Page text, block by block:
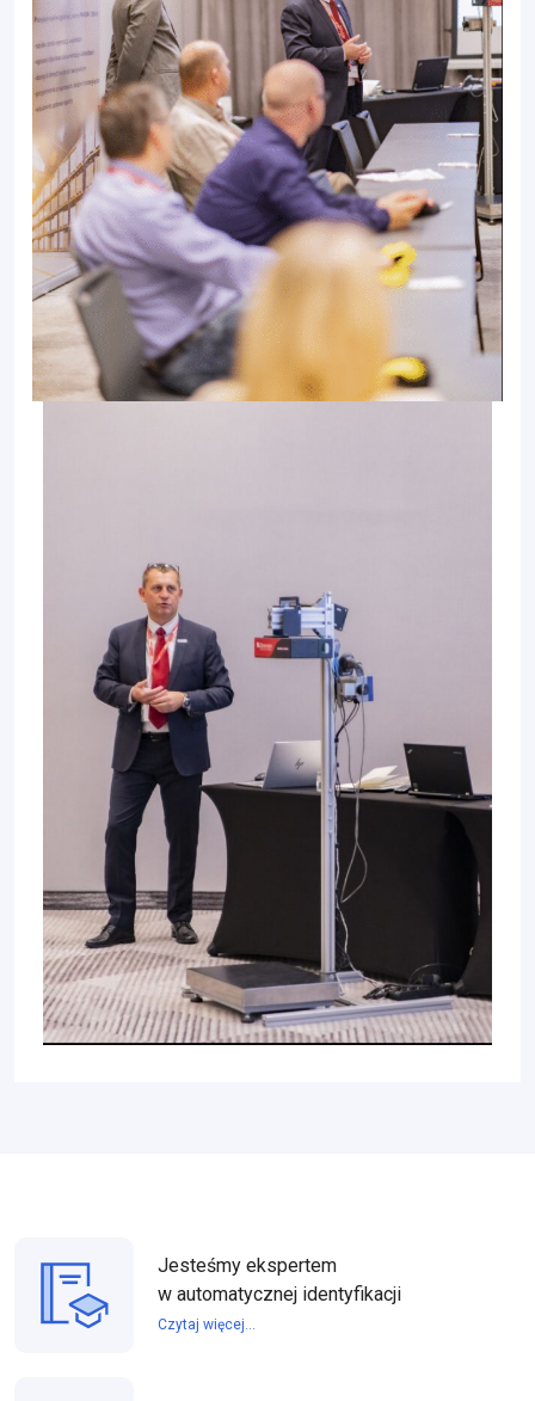
Jesteśmy ekspertem
w automatycznej identyfikacji
Czytaj więcej...